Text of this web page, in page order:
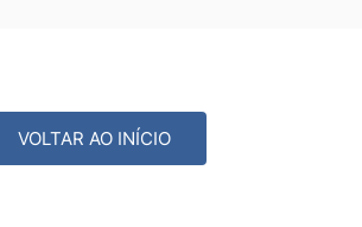
VOLTAR AO INÍCIO